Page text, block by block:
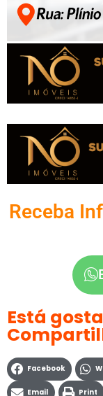
Receba
Está
Facebook
Email Print